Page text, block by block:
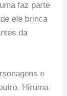
faz parte
ele brinca
da
e
Hiruma